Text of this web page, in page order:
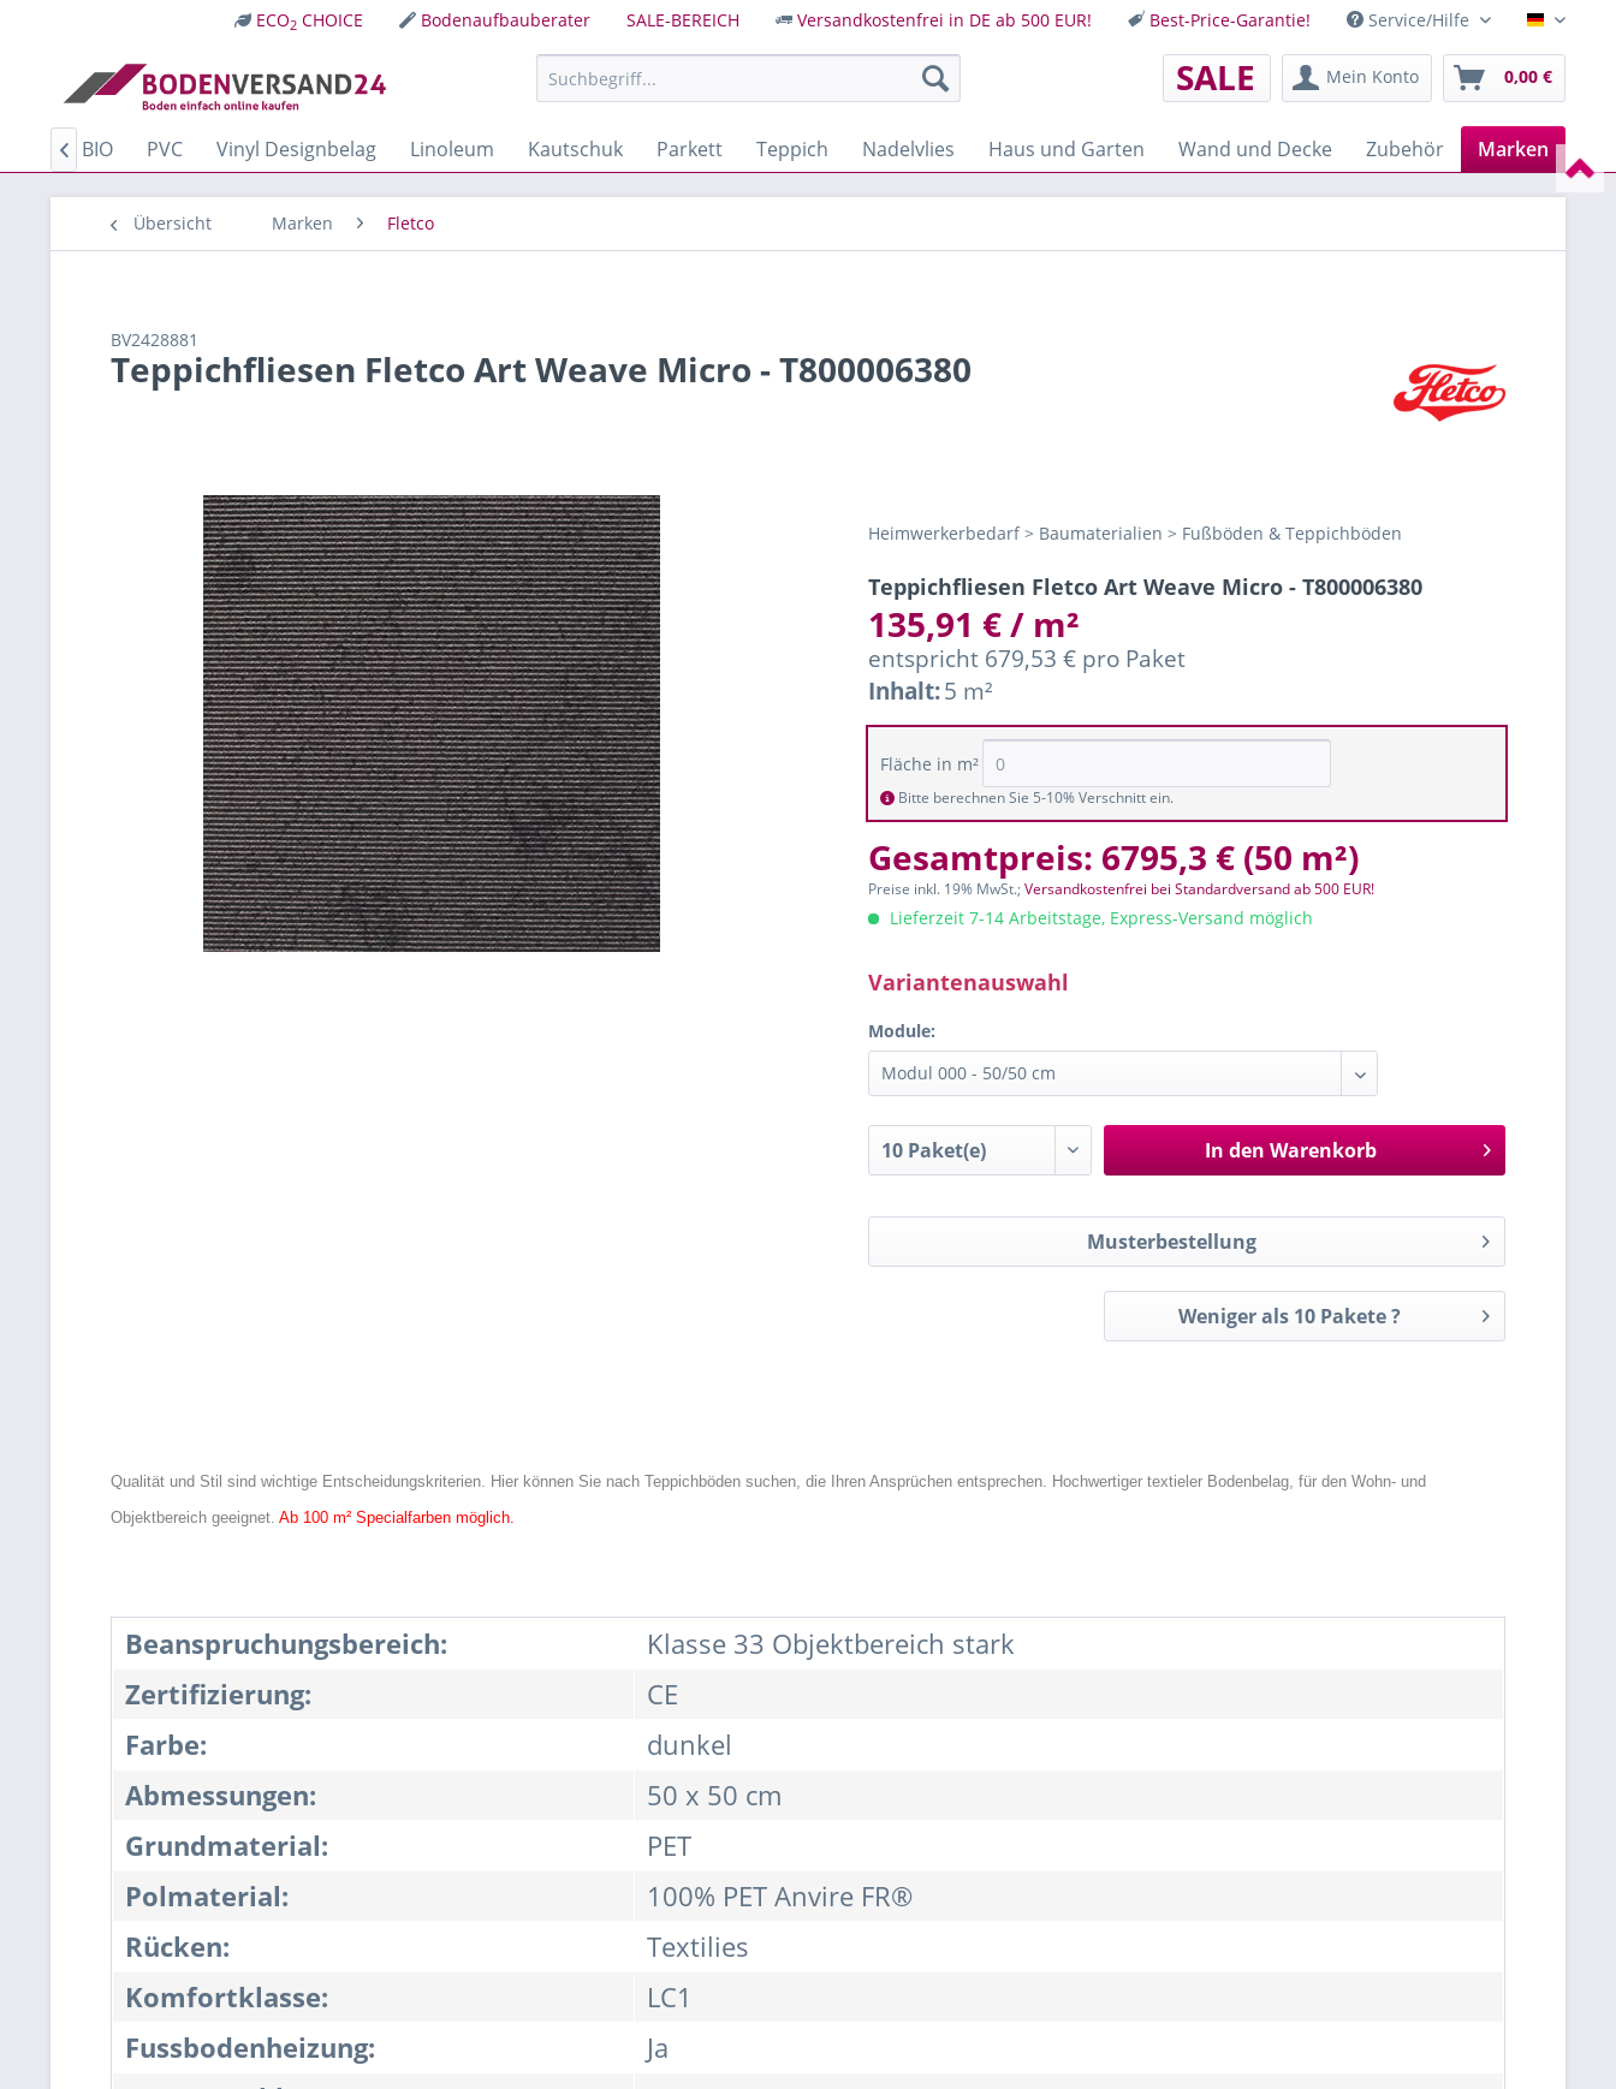
ECO2 CHOICE Bodenaufbauberater SALE-BEREICH Versandkostenfrei in DE ab 500 EUR! Best-Price-Garantie! Service/Hilfe Deutsch
SALE Mein Konto 0,00 €
BIO PVC Vinyl Designbelag Linoleum Kautschuk Parkett Teppich Nadelvlies Haus und Garten Wand und Decke Zubehör Marken

Übersicht Marken Fletco
BV2428881
Teppichfliesen Fletco Art Weave Micro - T800006380
Heimwerkerbedarf > Baumaterialien > Fußböden & Teppichböden
Teppichfliesen Fletco Art Weave Micro - T800006380
135,91 € / m²
entspricht 679,53 € pro Paket
Inhalt:5 m²
Fläche in m²
Bitte berechnen Sie 5-10% Verschnitt ein.
Gesamtpreis: 6795,3 € (50 m²)
Preise inkl. 19% MwSt.;Versandkostenfrei bei Standardversand ab 500 EUR!
Lieferzeit 7-14 Arbeitstage, Express-Versand möglich
Variantenauswahl
Module:
In den Warenkorb
Musterbestellung
Weniger als 10 Pakete ?
Qualität und Stil sind wichtige Entscheidungskriterien. Hier können Sie nach Teppichböden suchen, die Ihren Ansprüchen entsprechen. Hochwertiger textieler Bodenbelag, für den Wohn- und
Objektbereich geeignet. Ab 100 m² Specialfarben möglich.
Beanspruchungsbereich:
Klasse 33 Objektbereich stark
Zertifizierung:
CE
Farbe:
dunkel
Abmessungen:
50 x 50 cm
Grundmaterial:
PET
Polmaterial:
100% PET Anvire FR®
Rücken:
Textilies
Komfortklasse:
LC1
Fussbodenheizung:
Ja